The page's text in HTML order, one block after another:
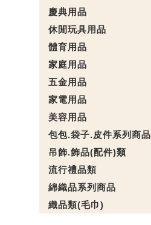
慶典用品
休閒玩具用品
體育用品
家庭用品
五金用品
家電用品
美容用品
包包.袋子.皮件系列商品
吊飾.飾品(配件)類
流行禮品類
綿織品系列商品
織品類(毛巾)